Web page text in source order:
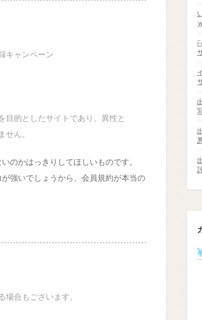
キャンペーン
目的としたサイトであり、異性と
せん。
のかはっきりしてほしいものです。
強いでしょうから、会員規約が本当の
場合もございます。